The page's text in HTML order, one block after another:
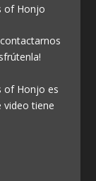
of Honjo
of Honjo es
video tiene